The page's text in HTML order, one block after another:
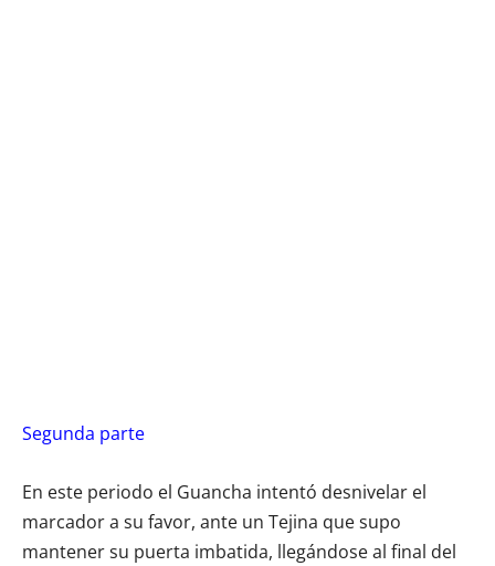
Segunda parte
En este periodo el Guancha intentó desnivelar el
marcador a su favor, ante un Tejina que supo
mantener su puerta imbatida, llegándose al final del